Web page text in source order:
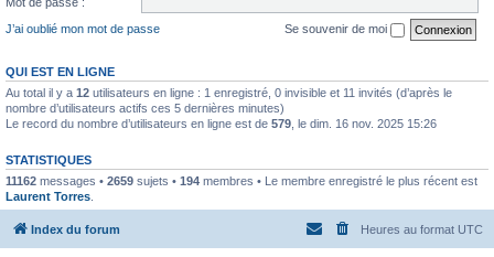
J’ai oublié mon mot de passe
Se souvenir de moi
QUI EST EN LIGNE
Au total il y a 12 utilisateurs en ligne : 1 enregistré, 0 invisible et 11 invités (d’après le
nombre d’utilisateurs actifs ces 5 dernières minutes)
Le record du nombre d’utilisateurs en ligne est de 579 , le dim. 16 nov. 2025 15:26
STATISTIQUES
11162 messages • 2659 sujets • 194 membres • Le membre enregistré le plus récent est
Laurent Torres
Index du forum Heures au format UTC